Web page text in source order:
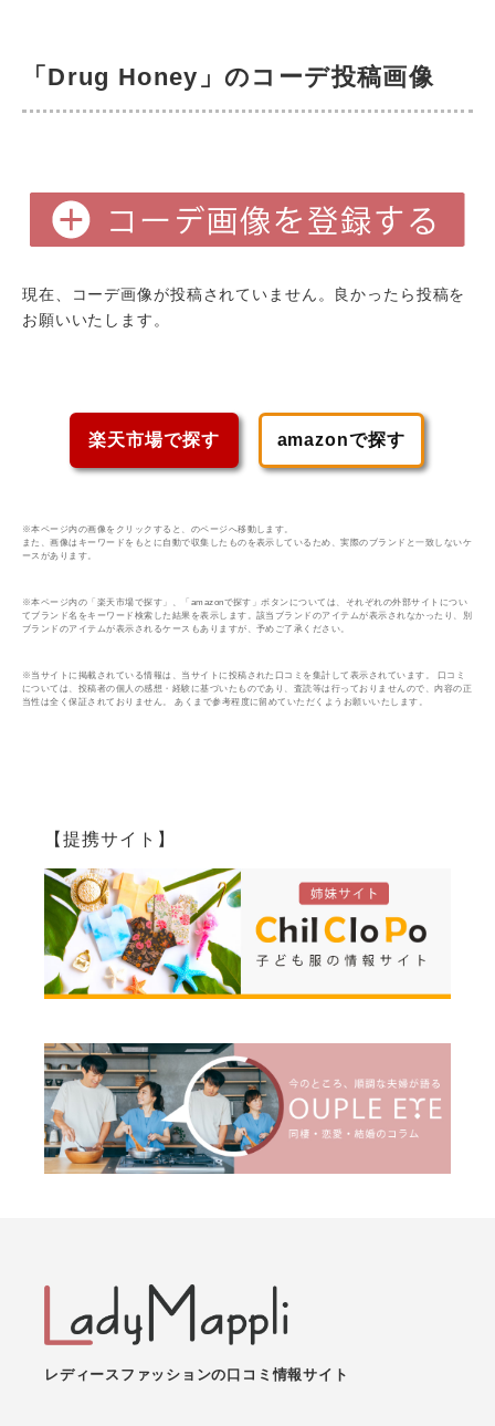
「Drug Honey」のコーデ投稿画像
現在、コーデ画像が投稿されていません。良かったら投稿を
お願いいたします。
楽天市場で探す amazonで探す
※本ページ内の画像をクリックすると、のページへ移動します。
また、画像はキーワードをもとに自動で収集したものを表示しているため、実際のブランドと一致しないケ
ースがあります。
※本ページ内の「楽天市場で探す」、「amazonで探す」ボタンについては、それぞれの外部サイトについ
てブランド名をキーワード検索した結果を表示します。該当ブランドのアイテムが表示されなかったり、別
ブランドのアイテムが表示されるケースもありますが、予めご了承ください。
※当サイトに掲載されている情報は、当サイトに投稿された口コミを集計して表示されています。 口コミ
については、投稿者の個人の感想・経験に基づいたものであり、査読等は行っておりませんので、内容の正
当性は全く保証されておりません。 あくまで参考程度に留めていただくようお願いいたします。
【提携サイト】
レディースファッションの口コミ情報サイト